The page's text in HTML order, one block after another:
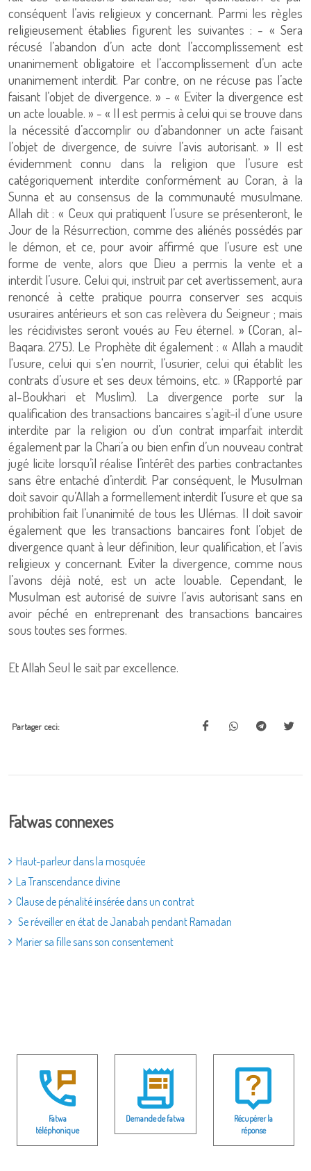
conséquent l’avis religieux y concernant. Parmi les règles
religieusement établies figurent les suivantes : - « Sera
récusé l’abandon d’un acte dont l’accomplissement est
unanimement obligatoire et l’accomplissement d’un acte
unanimement interdit. Par contre, on ne récuse pas l’acte
faisant l’objet de divergence. » - « Eviter la divergence est
un acte louable. » - « Il est permis à celui qui se trouve dans
la nécessité d’accomplir ou d’abandonner un acte faisant
l’objet de divergence, de suivre l’avis autorisant. » Il est
évidemment connu dans la religion que l’usure est
catégoriquement interdite conformément au Coran, à la
Sunna et au consensus de la communauté musulmane.
Allah dit : « Ceux qui pratiquent l’usure se présenteront, le
Jour de la Résurrection, comme des aliénés possédés par
le démon, et ce, pour avoir affirmé que l’usure est une
forme de vente, alors que Dieu a permis la vente et a
interdit l’usure. Celui qui, instruit par cet avertissement, aura
renoncé à cette pratique pourra conserver ses acquis
usuraires antérieurs et son cas relèvera du Seigneur ; mais
les récidivistes seront voués au Feu éternel. » (Coran, al-
Baqara. 275). Le Prophète dit également : « Allah a maudit
l'usure, celui qui s'en nourrit, l’usurier, celui qui établit les
contrats d’usure et ses deux témoins, etc. » (Rapporté par
al-Boukhari et Muslim). La divergence porte sur la
qualification des transactions bancaires s’agit-il d’une usure
interdite par la religion ou d’un contrat imparfait interdit
également par la Chari’a ou bien enfin d’un nouveau contrat
jugé licite lorsqu’il réalise l’intérêt des parties contractantes
sans être entaché d’interdit. Par conséquent, le Musulman
doit savoir qu’Allah a formellement interdit l’usure et que sa
prohibition fait l’unanimité de tous les Ulémas. Il doit savoir
également que les transactions bancaires font l’objet de
divergence quant à leur définition, leur qualification, et l’avis
religieux y concernant. Eviter la divergence, comme nous
l’avons déjà noté, est un acte louable. Cependant, le
Musulman est autorisé de suivre l’avis autorisant sans en
avoir péché en entreprenant des transactions bancaires
sous toutes ses formes.
Et Allah Seul le sait par excellence.
Partager ceci:
Fatwas connexes
Haut-parleur dans la mosquée
La Transcendance divine
Clause de pénalité insérée dans un contrat
Se réveiller en état de Janabah pendant Ramadan
Marier sa fille sans son consentement
Fatwa
téléphonique
Demande de fatwa
Récupérer la
réponse